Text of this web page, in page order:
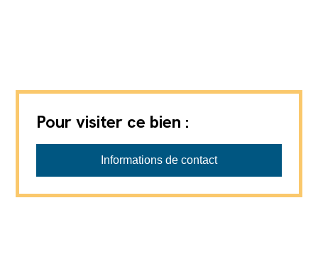
Pour visiter ce bien :
Vimova - Transac CH-F
Informations de contact